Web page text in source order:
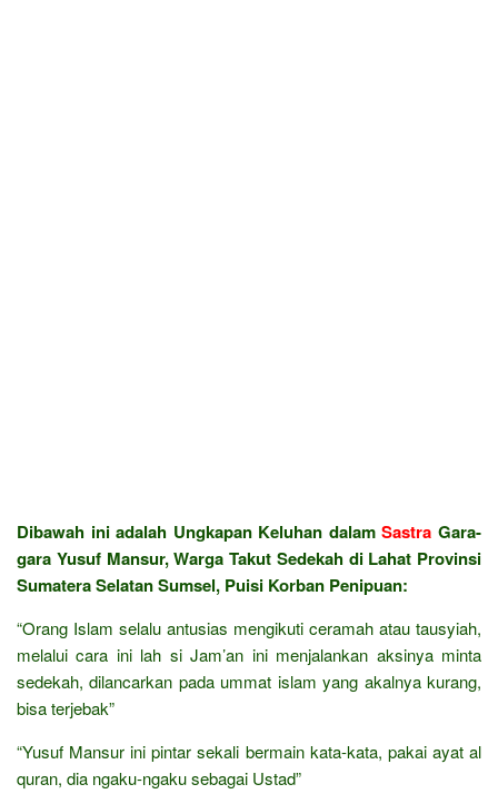
Dibawah ini adalah Ungkapan Keluhan dalamSastra Gara-
gara Yusuf Mansur, Warga Takut Sedekah di Lahat Provinsi
Sumatera Selatan Sumsel, Puisi Korban Penipuan:
“Orang Islam selalu antusias mengikuti ceramah atau tausyiah,
melalui cara ini lah si Jam’an ini menjalankan aksinya minta
sedekah, dilancarkan pada ummat islam yang akalnya kurang,
bisa terjebak”
“Yusuf Mansur ini pintar sekali bermain kata-kata, pakai ayat al
quran, dia ngaku-ngaku sebagai Ustad”